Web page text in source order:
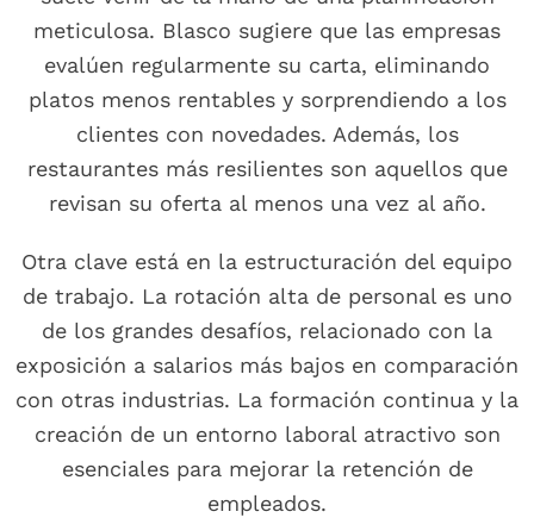
meticulosa. Blasco sugiere que las empresas
evalúen regularmente su carta, eliminando
platos menos rentables y sorprendiendo a los
clientes con novedades. Además, los
restaurantes más resilientes son aquellos que
revisan su oferta al menos una vez al año.
Otra clave está en la estructuración del equipo
de trabajo. La rotación alta de personal es uno
de los grandes desafíos, relacionado con la
exposición a salarios más bajos en comparación
con otras industrias. La formación continua y la
creación de un entorno laboral atractivo son
esenciales para mejorar la retención de
empleados.